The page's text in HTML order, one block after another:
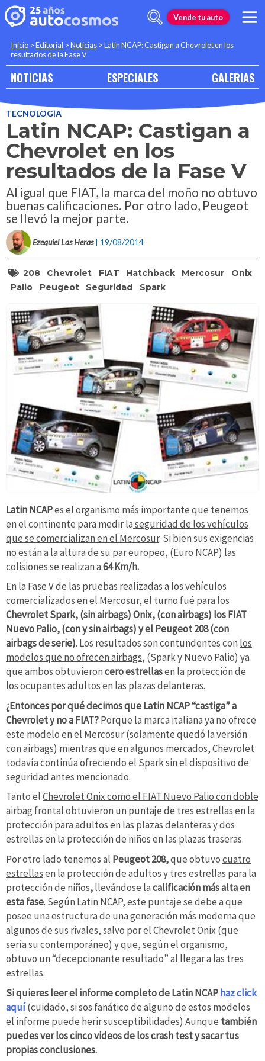
Vende tu auto
Inicio >Editorial >Noticias >Latin NCAP: Castigan a Chevrolet en los
resultados de la Fase V
NOTICIAS ESPECIALES GALERIAS
TECNOLOGÍA
Latin NCAP: Castigan a
Chevrolet en los
resultados de la Fase V
Al igual que FIAT, la marca del moño no obtuvo
buenas calificaciones. Por otro lado, Peugeot
se llevó la mejor parte.
Ezequiel Las Heras | 19/08/2014
208 Chevrolet FIAT Hatchback Mercosur
Onix
Palio
Peugeot Seguridad Spark
Latin NCAPes el organismo más importante que tenemos
en el continente para medir laseguridad de los vehículos
que se comercializan en el Mercosur. Si bien sus exigencias
no están a la altura de su par europeo, (Euro NCAP) las
colisiones se realizan a64 Km/h.
En la Fase V de las pruebas realizadas a los vehículos
comercializados en el Mercosur, el turno fué para los
Chevrolet Spark, (sin airbags) Onix, (con airbags) los FIAT
Nuevo Palio, (con y sin airbags) y el Peugeot 208 (con
airbags de serie). Los resultados son contundentes con los
modelos que no ofrecen airbags, (Spark y Nuevo Palio) ya
que ambos obtuvieroncero estrellasen la protección de
los ocupantes adultos en las plazas delanteras.
¿Entonces por qué decimos que Latin NCAP “castiga” a
Chevrolet y no a FIAT?Porque la marca italiana ya no ofrece
este modelo en el Mercosur (solamente quedó la versión
con airbags) mientras que en algunos mercados, Chevrolet
todavía continúa ofreciendo el Spark sin el dispositivo de
seguridad antes mencionado.
Tanto elChevrolet Onix como el FIAT Nuevo Palio con doble
airbag frontal obtuvieron un puntaje de tres estrellasen la
protección para adultos en las plazas delanteras y dos
estrellas en la protección de niños en las plazas traseras.
Por otro lado tenemos al Peugeot 208,que obtuvocuatro
estrellasen la protección de adultos y tres estrellas para la
protección de niños,llevándose lacalificación más alta en
esta fase. Según Latin NCAP, este puntaje se debe a que
posee una estructura de una generación más moderna que
algunos de sus rivales, salvo por el Chevrolet Onix (que
sería su contemporáneo) y que, según el organismo,
obtuvo un “decepcionante resultado” al llegar a las tres
estrellas.
Si quieres leer el informe completo de Latin NCAPhaz click
aquí(cuidado, si sos fanático de alguno de estos modelos
el informe puede herir susceptibilidades) Aunque también
puedes ver los cinco videos de los crash test y sacar tus
propias conclusiones.